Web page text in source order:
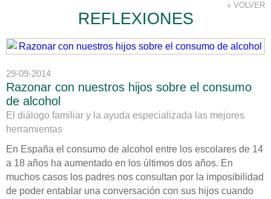
« VOLVER
REFLEXIONES
29-09-2014
Razonar con nuestros hijos sobre el consumo
de alcohol
El diálogo familiar y la ayuda especializada las mejores
herramientas
En España el consumo de alcohol entre los escolares de 14
a 18 años ha aumentado en los últimos dos años. En
muchos casos los padres nos consultan por la imposibilidad
de poder entablar una conversación con sus hijos cuando